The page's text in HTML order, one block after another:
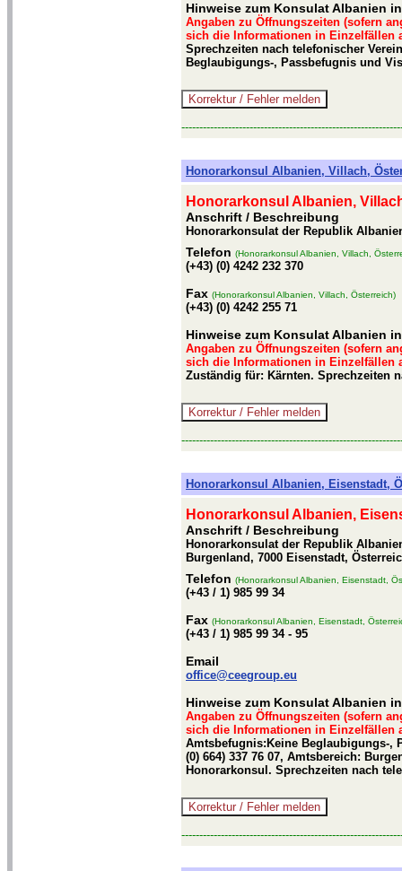
Hinweise zum Konsulat Albanien
Angaben zu Öffnungszeiten (sofern
sich die Informationen in Einzelfällen
Sprechzeiten nach telefonischer
Beglaubigungs-, Passbefugnis und
Honorarkonsul Albanien, Villach,
Honorarkonsul Albanien,
Anschrift / Beschreibung
Honorarkonsulat der Republik
Telefon (Honorarkonsul Albanien, Villach,
(+43) (0) 4242 232 370
Fax (Honorarkonsul Albanien, Villach, Österreich)
(+43) (0) 4242 255 71
Hinweise zum Konsulat Albanien
Angaben zu Öffnungszeiten (sofern
sich die Informationen in Einzelfällen
Zuständig für: Kärnten. Sprechzeiten
Honorarkonsul Albanien, Eisenstadt,
Honorarkonsul Albanien,
Anschrift / Beschreibung
Honorarkonsulat der Republik
Burgenland, 7000 Eisenstadt,
Telefon (Honorarkonsul Albanien, Eisenstadt,
(+43 / 1) 985 99 34
Fax (Honorarkonsul Albanien, Eisenstadt,
(+43 / 1) 985 99 34 - 95
Email
office@ceegroup.eu
Hinweise zum Konsulat Albanien
Angaben zu Öffnungszeiten (sofern
sich die Informationen in Einzelfällen
Amtsbefugnis:Keine Beglaubigungs-,
(0) 664) 337 76 07, Amtsbereich:
Honorarkonsul. Sprechzeiten nach